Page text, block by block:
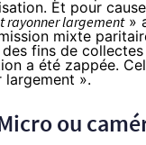
Et pour
rayonner largement»
mixte
fins de
a été zappée.
largement ».
ou